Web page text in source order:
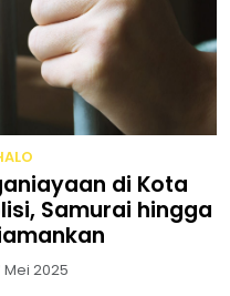
di Kota
Samurai hingga
Mei 2025